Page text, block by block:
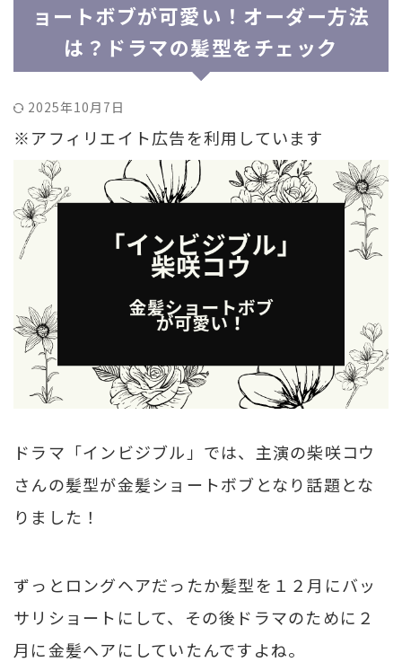
ョートボブが可愛い！オーダー方法
は？ドラマの髪型をチェック
2025年10月7日
※アフィリエイト広告を利用しています
ドラマ「インビジブル」では、主演の柴咲コウ
さんの髪型が金髪ショートボブとなり話題とな
りました！
ずっとロングヘアだったか髪型を１２月にバッ
サリショートにして、その後ドラマのために２
月に金髪ヘアにしていたんですよね。